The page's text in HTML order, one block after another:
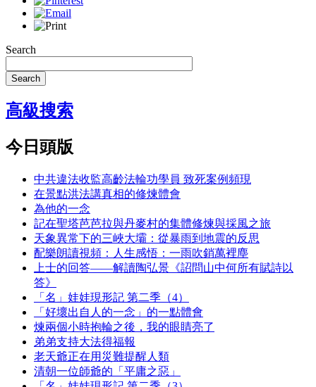
Search
Search
高級搜索
今日頭版
中共違法收監高齡法輪功學員 致死案例頻現
在景點洪法講真相的修煉體會
為他的一念
記在聖塔芭芭拉與丹麥村的集體修煉與採風之旅
天象異常下的三峽大壩：從暴雨到地震的反思
配樂朗讀視頻：人生感悟：一雨吹銷萬裡塵
上士的回答——解讀陶弘景《詔問山中何所有賦詩以
答》
「名」娃娃現形記 第二季（4）
「好壞出自人的一念」的一點體會
煉兩個小時抱輪之後，我的眼睛亮了
弟弟支持大法得福報
老天爺正在用災難提醒人類
清朝一位師爺的「平庸之惡」